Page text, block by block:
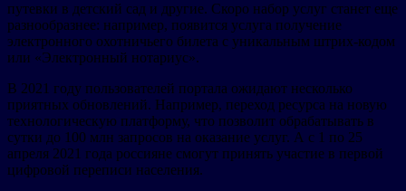
путевки в детский сад и другие. Скоро набор услуг станет еще
разнообразнее: например, появится услуга получение
электронного охотничьего билета с уникальным штрих-кодом
или «Электронный нотариус».
В 2021 году пользователей портала ожидают несколько
приятных обновлений. Например, переход ресурса на новую
технологическую платформу, что позволит обрабатывать в
сутки до 100 млн запросов на оказание услуг. А с 1 по 25
апреля 2021 года россияне смогут принять участие в первой
цифровой переписи населения.